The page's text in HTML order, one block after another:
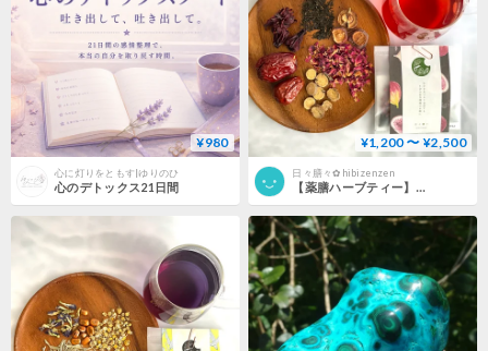
¥980
心に灯りをともす|ゆりのひ
心のデトックス21日間
¥1,200 〜 ¥2,500
日々膳々✿hibizenzen
【薬膳ハーブティー】美暴のもと（選べる 5個入り / 10個入り /個包装セット）